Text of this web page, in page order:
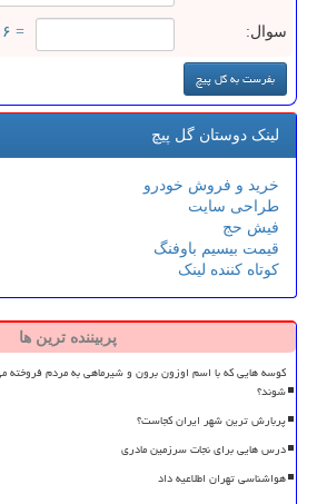
سوال: = ۶ بعلاوه ۵
لینک دوستان گل پیچ
خرید و فروش خودرو
طراحی سایت
فیش حج
قیمت بیسیم باوفنگ
کوتاه کننده لینک
پربیننده ترین ها
کوسه هایی که با اسم اوزون برون و شیرماهی به مردم
شوند؟
پربارش ترین شهر ایران کجاست؟
درس هایی برای نجات سرزمین مادری
هواشناسی تهران اطلاعیه داد